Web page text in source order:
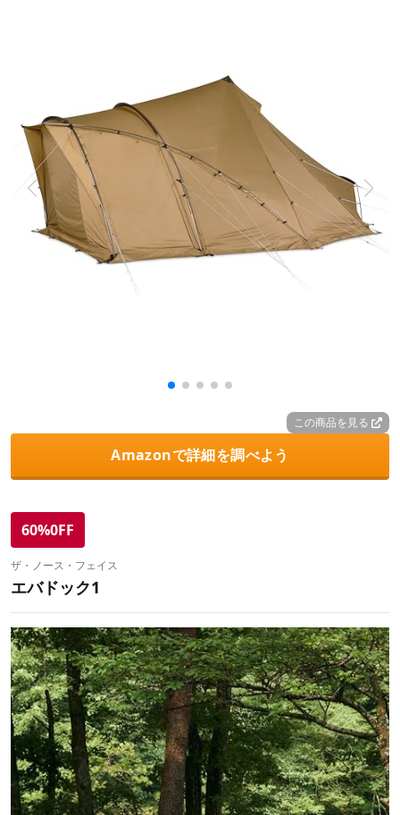
この商品を見る
Amazonで詳細を調べよう
60%0FF
ザ・ノース・フェイス
エバドック1